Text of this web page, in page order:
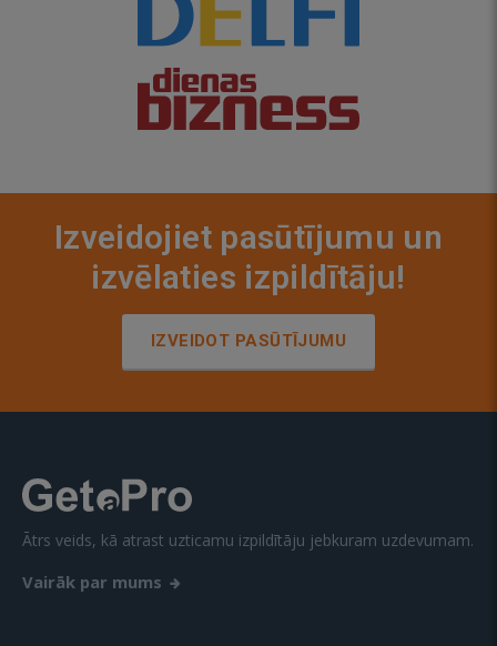
Izveidojiet pasūtījumu un
izvēlaties izpildītāju!
IZVEIDOT PASŪTĪJUMU
Ātrs veids, kā atrast uzticamu izpildītāju jebkuram uzdevumam.
Vairāk par mums